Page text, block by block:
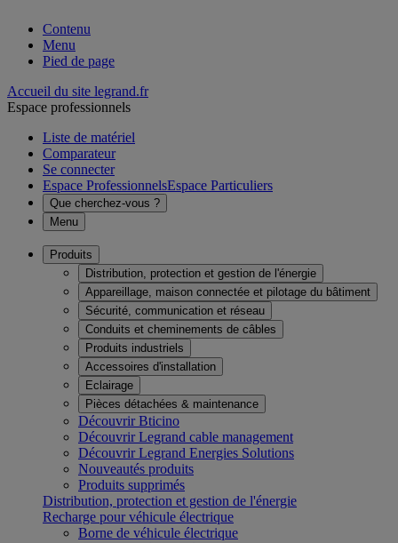
Contenu
Menu
Pied de page
Accueil du site legrand.fr
Espace professionnels
Liste de matériel
Comparateur
Se connecter
Espace ProfessionnelsEspace Particuliers
Que cherchez-vous ?
Menu
Produits
Distribution, protection et gestion de l'énergie
Appareillage, maison connectée et pilotage du bâtiment
Sécurité, communication et réseau
Conduits et cheminements de câbles
Produits industriels
Accessoires d'installation
Eclairage
Pièces détachées & maintenance
Découvrir Bticino
Découvrir Legrand cable management
Découvrir Legrand Energies Solutions
Nouveautés produits
Produits supprimés
Distribution, protection et gestion de l'énergie
Recharge pour véhicule électrique
Borne de véhicule électrique